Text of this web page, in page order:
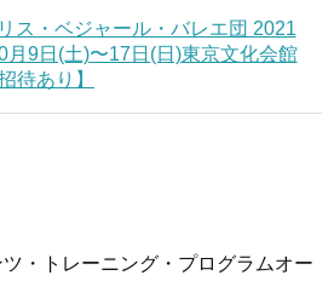
ス・ベジャール・バレエ団 2021
月9日(土)〜17日(日)東京文化会館
待あり】
・トレーニング・プログラムオー